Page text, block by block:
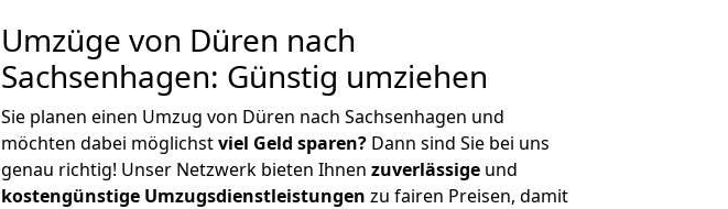
Umzüge von Düren nach
Sachsenhagen: Günstig umziehen
Sie planen einen Umzug von Düren nach Sachsenhagen und
möchten dabei möglichstviel Geld sparen? Dann sind Sie bei uns
genau richtig! Unser Netzwerk bieten Ihnen zuverlässige und
kostengünstige Umzugsdienstleistungen zu fairen Preisen, damit